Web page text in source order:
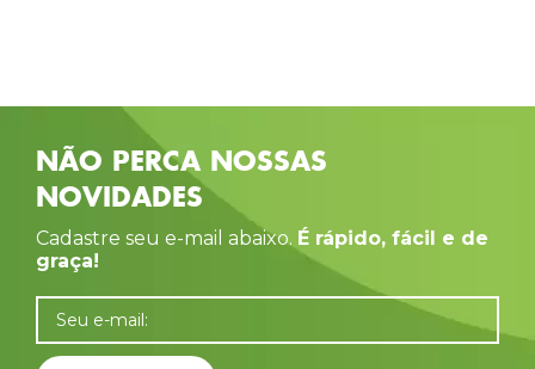
NÃO PERCA NOSSAS
NOVIDADES
Cadastre seu e-mail abaixo. É rápido, fácil e de
graça!
Seu e-mail: